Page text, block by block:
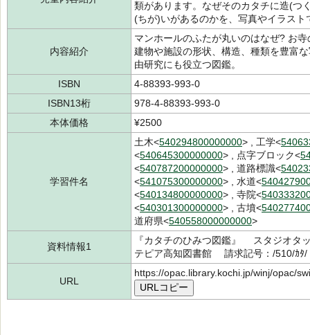
類があります。なぜそのカタチに造(つ
(ちが)いがあるのかを、写真やイラス
内容紹介
マンホールのふたが丸いのはなぜ? お
建物や施設の形状、構造、種類を豊富
由研究にも役立つ図鑑。
ISBN
4-88393-993-0
ISBN13桁
978-4-88393-993-0
本体価格
¥2500
学習件名
土木<540294800000000> , 工学<
<540645300000000> , 点字ブロック<
<540787200000000> , 道路標識<
<541075300000000> , 水道<
<540134800000000> , 寺院<
<540301300000000> , 古墳<
道府県<540558000000000>
資料情報1
『カタチのひみつ図鑑』 スタジオタ
テピア高知図書館 請求記号：/510/ｶ
URL
https://opac.library.kochi.jp/winj/opac/
URLコピー